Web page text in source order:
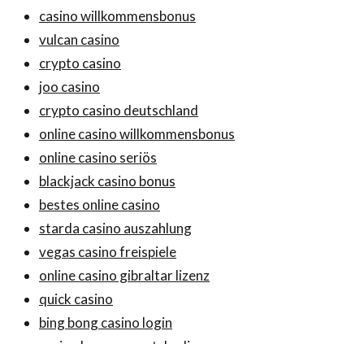
casino willkommensbonus
vulcan casino
crypto casino
joo casino
crypto casino deutschland
online casino willkommensbonus
online casino seriös
blackjack casino bonus
bestes online casino
starda casino auszahlung
vegas casino freispiele
online casino gibraltar lizenz
quick casino
bing bong casino login